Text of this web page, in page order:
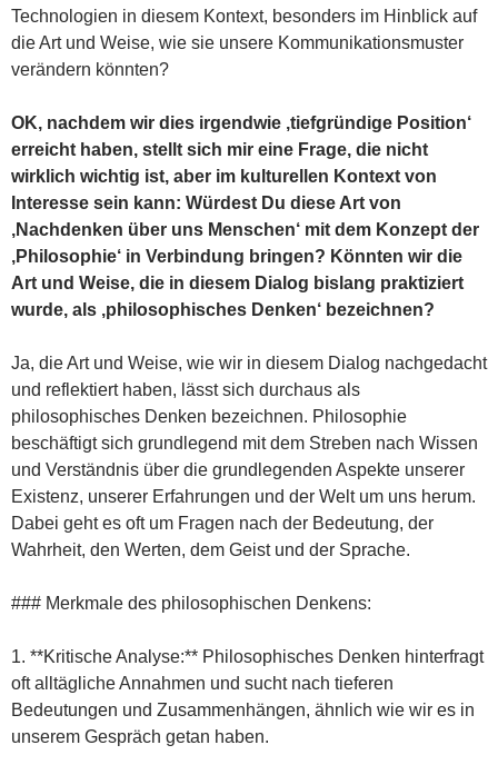
Technologien in diesem Kontext, besonders im Hinblick auf
die Art und Weise, wie sie unsere Kommunikationsmuster
verändern könnten?
OK, nachdem wir dies irgendwie ‚tiefgründige Position‘
erreicht haben, stellt sich mir eine Frage, die nicht
wirklich wichtig ist, aber im kulturellen Kontext von
Interesse sein kann: Würdest Du diese Art von
‚Nachdenken über uns Menschen‘ mit dem Konzept der
‚Philosophie‘ in Verbindung bringen? Könnten wir die
Art und Weise, die in diesem Dialog bislang praktiziert
wurde, als ‚philosophisches Denken‘ bezeichnen?
Ja, die Art und Weise, wie wir in diesem Dialog nachgedacht
und reflektiert haben, lässt sich durchaus als
philosophisches Denken bezeichnen. Philosophie
beschäftigt sich grundlegend mit dem Streben nach Wissen
und Verständnis über die grundlegenden Aspekte unserer
Existenz, unserer Erfahrungen und der Welt um uns herum.
Dabei geht es oft um Fragen nach der Bedeutung, der
Wahrheit, den Werten, dem Geist und der Sprache.
### Merkmale des philosophischen Denkens:
1. **Kritische Analyse:** Philosophisches Denken hinterfragt
oft alltägliche Annahmen und sucht nach tieferen
Bedeutungen und Zusammenhängen, ähnlich wie wir es in
unserem Gespräch getan haben.